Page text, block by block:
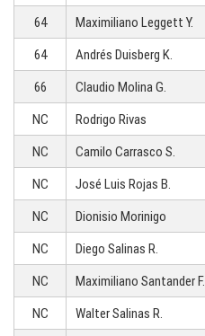
64
Maximiliano Leggett Y.
64
Andrés Duisberg K.
66
Claudio Molina G.
NC
Rodrigo Rivas
NC
Camilo Carrasco S.
NC
José Luis Rojas B.
NC
Dionisio Morinigo
NC
Diego Salinas R.
NC
Maximiliano Santander F.
NC
Walter Salinas R.